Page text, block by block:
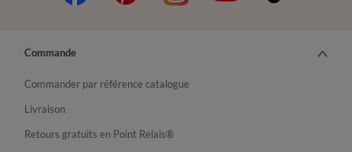
Commande
Commander par référence catalogue
Livraison
Retours gratuits en Point Relais®